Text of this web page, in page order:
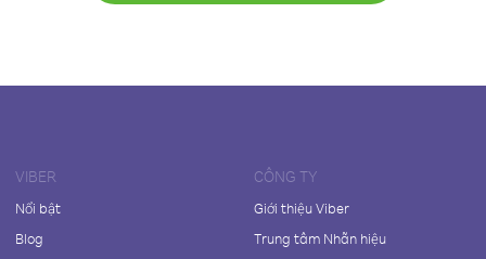
VIBER
Nổi bật
Blog
CÔNG TY
Giới thiệu Viber
Trung tâm Nhãn hiệu